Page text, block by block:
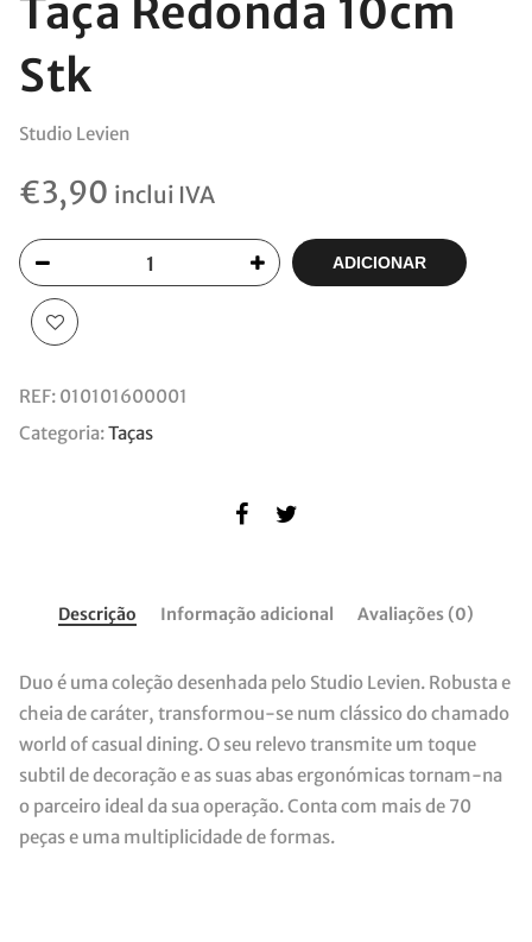
Taça Redonda 10cm
Stk
Studio Levien
€3,90 inclui IVA
ADICIONAR
REF: 010101600001
Categoria:Taças
Descrição Informação adicional Avaliações (0)
Duo é uma coleção desenhada pelo Studio Levien. Robusta e
cheia de caráter, transformou-se num clássico do chamado
world of casual dining. O seu relevo transmite um toque
subtil de decoração e as suas abas ergonómicas tornam-na
o parceiro ideal da sua operação. Conta com mais de 70
peças e uma multiplicidade de formas.